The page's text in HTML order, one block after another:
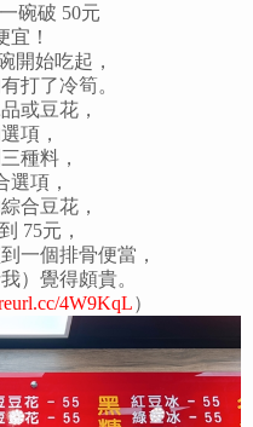
碗破 50元
宜！
開始吃起，
打了冷筍。
或豆花，
項，
種料，
選項，
合豆花，
75元，
一個排骨便當，
）覺得頗貴。
4W9KqL）